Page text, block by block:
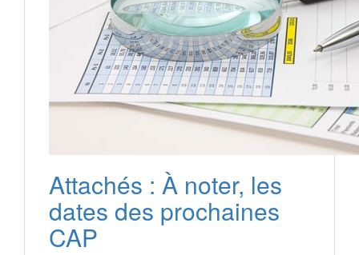
Attachés : À noter, les
dates des prochaines
CAP